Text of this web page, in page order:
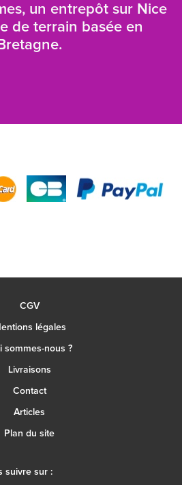
un entrepôt sur Nice
de terrain basée en
Bretagne.
CGV
légales
sommes-nous ?
Livraisons
Contact
Articles
Plan du site
suivre sur :